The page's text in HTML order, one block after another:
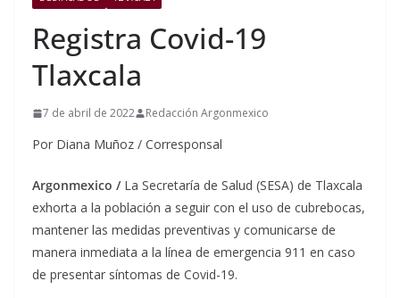
Registra Covid-19
Tlaxcala
7 de abril de 2022 Redacción Argonmexico
Por Diana Muñoz / Corresponsal
Argonmexico / La Secretaría de Salud (SESA) de Tlaxcala
exhorta a la población a seguir con el uso de cubrebocas,
mantener las medidas preventivas y comunicarse de
manera inmediata a la línea de emergencia 911 en caso
de presentar síntomas de Covid-19.